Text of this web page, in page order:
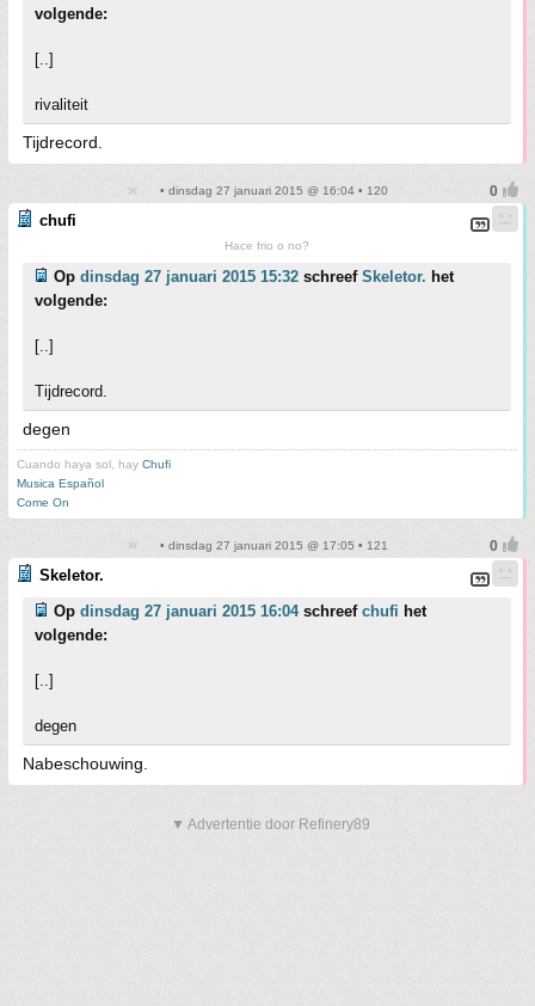
volgende:
[..]
rivaliteit
Tijdrecord.
• dinsdag 27 januari 2015 @ 16:04 • 120
chufi
Hace frio o no?
Op dinsdag 27 januari 2015 15:32 schreef Skeletor. het
volgende:
[..]
Tijdrecord.
degen
Cuando haya sol, hay Chufi
Musica Español
Come On
• dinsdag 27 januari 2015 @ 17:05 • 121
Skeletor.
Op dinsdag 27 januari 2015 16:04schreef chufi het
volgende:
[..]
degen
Nabeschouwing.
▼ Advertentie door Refinery89